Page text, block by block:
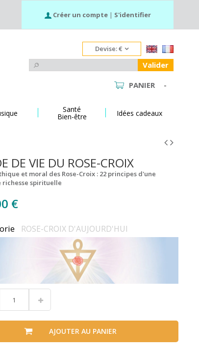
Créer un compte | S'identifier
Devise:€
Valider
PANIER -
Santé
Bien-être Idées cadeaux
DE VIE DU ROSE-CROIX
et moral des Rose-Croix : 22 principes d'une
richesse spirituelle
€
ROSE-CROIX D'AUJOURD'HUI
AJOUTER AU PANIER